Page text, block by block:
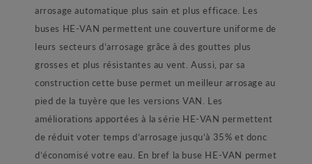
arrosage automatique plus sain et plus efficace. Les
buses HE-VAN permettent une couverture uniforme de
leurs secteurs d’arrosage grâce à des gouttes plus
grosses et plus résistantes au vent. Aussi, par sa
construction cette buse permet un meilleur arrosage au
pied de la tuyère que les versions VAN. Les
améliorations apportées à la série HE-VAN permettent
de réduit voter temps d’arrosage jusqu’à 35% et donc
d’économisé votre eau. En bref la buse HE-VAN permet